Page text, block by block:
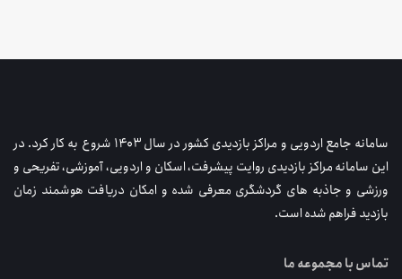
سامانه جامع اردویی و مراکز بازدیدی کشور در سال ۱۴۰۳ شروع به کار کرد. در
این سامانه مراکز بازدیدی روایت پیشرفت، اسکان و اردویی، آموزشی، تفریحی و
ورزشی و جاذبه های گردشگری معرفی شده و امکان دریافت هوشمند زمان
بازدید فراهم شده است.
تماس با مجموعه ما